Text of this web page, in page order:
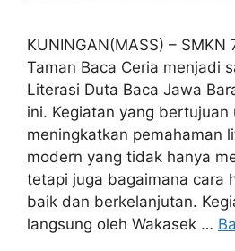
KUNINGAN(MASS) – SMKN
Taman Baca Ceria menjadi
Literasi Duta Baca Jawa
ini. Kegiatan yang bertujuan
meningkatkan pemahaman
modern yang tidak hanya
tetapi juga bagaimana cara
baik dan berkelanjutan.
langsung oleh Wakasek …